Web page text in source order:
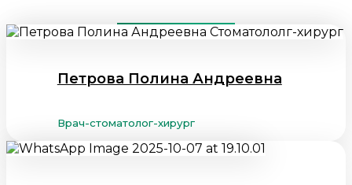
Петрова Полина Андреевна
Врач-стоматолог-хирург